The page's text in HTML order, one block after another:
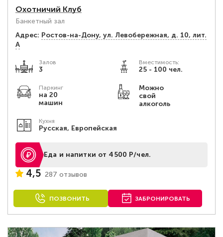
Охотничий Клуб
Банкетный зал
Адрес: Ростов-на-Дону, ул. Левобережная, д. 10, лит.
А
Залов
3
Вместимость:
25 - 100 чел.
Паркинг
на 20
машин
Можно
свой
алкоголь
Кухня
Русская, Европейская
Еда и напитки от 4500 Р/чел.
4,5 287 отзывов
ПОЗВОНИТЬ ЗАБРОНИРОВАТЬ